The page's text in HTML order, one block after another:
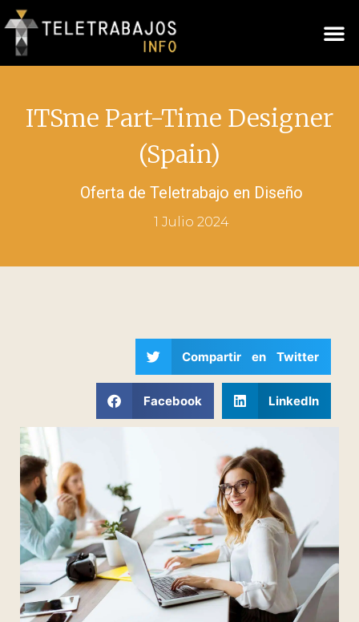
ITSme Part-Time Designer
(Spain)
Oferta de Teletrabajo en Diseño
1 Julio 2024
Compartir en Twitter
Facebook LinkedIn